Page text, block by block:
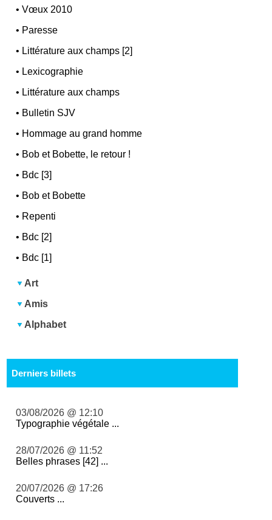
•Vœux 2010
• Paresse
• Littérature aux champs [2]
• Lexicographie
• Littérature aux champs
• Bulletin SJV
• Hommage au grand homme
• Bob et Bobette, le retour !
• Bdc [3]
• Bob et Bobette
• Repenti
• Bdc [2]
• Bdc [1]
Art
Amis
Alphabet
Derniers billets
03/08/2026 @ 12:10
Typographie végétale ...
28/07/2026 @ 11:52
Belles phrases [42] ...
20/07/2026 @ 17:26
Couverts ...